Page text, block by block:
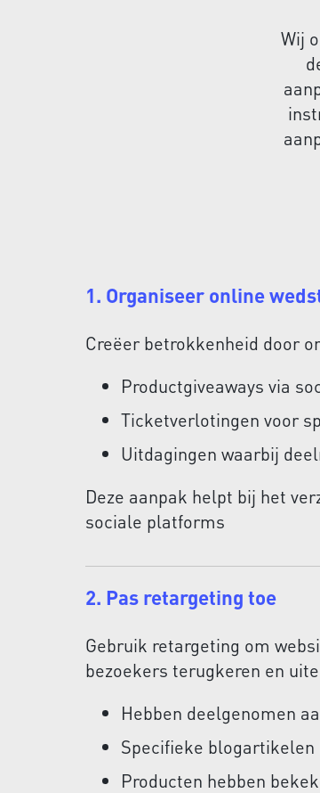
Wij
1. Organiseer online
Creëer betrokkenheid door
Productgiveaways via
Ticketverlotingen voor
Uitdagingen waarbij
Deze aanpak helpt bij het
sociale platforms
2. Pas retargeting toe
Gebruik retargeting om
bezoekers terugkeren en
Hebben deelgenomen
Specifieke blogartikelen
Producten hebben